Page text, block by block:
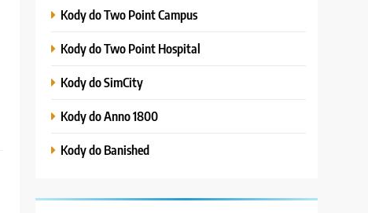
Kody do Two Point Campus
Kody do Two Point Hospital
Kody do SimCity
Kody do Anno 1800
Kody do Banished